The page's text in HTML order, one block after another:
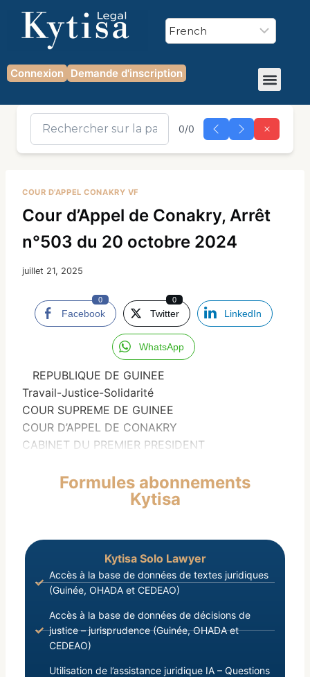
Connexion Demande d'inscription
0/0
COUR D'APPEL CONAKRY VF
Cour d’Appel de Conakry, Arrêt
n°503 du 20 octobre 2024
juillet 21, 2025
Facebook
0
Twitter
0
LinkedIn
WhatsApp
REPUBLIQUE DE GUINEE
Travail-Justice-Solidarité
COUR SUPREME DE GUINEE
COUR D’APPEL DE CONAKRY
CABINET DU PREMIER PRESIDENT
Formules abonnements
Kytisa
Kytisa Solo Lawyer
Accès à la base de données de textes juridiques
(Guinée, OHADA et CEDEAO)
Accès à la base de données de décisions de
justice – jurisprudence (Guinée, OHADA et
CEDEAO)
Utilisation de l’assistance juridique IA – Questions